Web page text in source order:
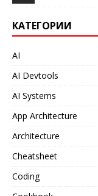
КАТЕГОРИИ
AI
AI Devtools
AI Systems
App Architecture
Architecture
Cheatsheet
Coding